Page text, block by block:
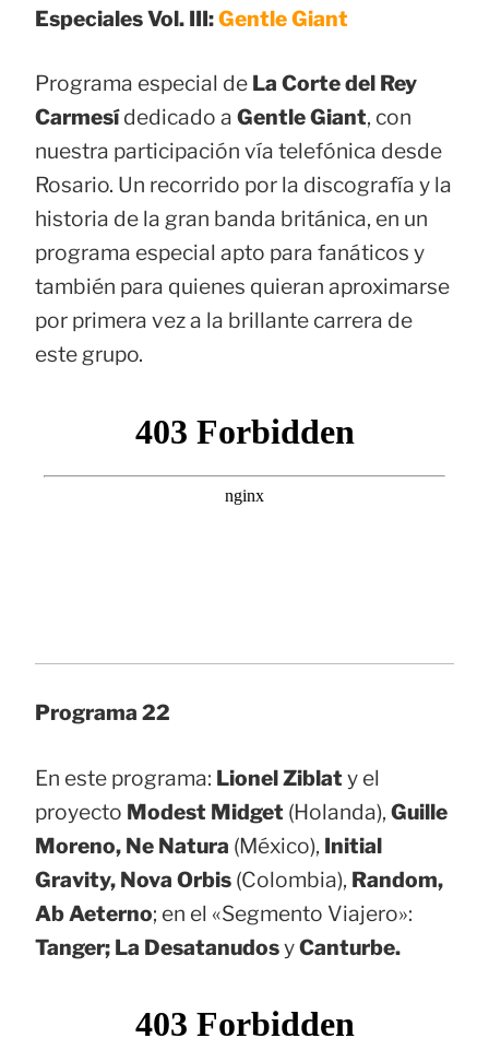
Especiales Vol. III:Gentle Giant
Programa especial de La Corte del Rey
Carmesídedicado a Gentle Giant, con
nuestra participación vía telefónica desde
Rosario. Un recorrido por la discografía y la
historia de la gran banda británica, en un
programa especial apto para fanáticos y
también para quienes quieran aproximarse
por primera vez a la brillante carrera de
este grupo.
Programa 22
En este programa: Lionel Ziblat y el
proyecto Modest Midget (Holanda), Guille
Moreno, Ne Natura (México), Initial
Gravity, Nova Orbis (Colombia), Random,
Ab Aeterno; en el «Segmento Viajero»:
Tanger; La DesatanudosyCanturbe.